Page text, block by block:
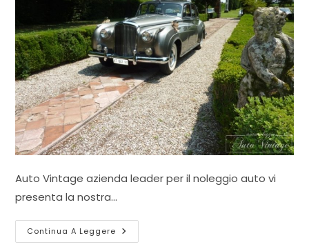
Auto Vintage azienda leader per il noleggio auto vi
presenta la nostra…
Continua A Leggere Villa
Chiminelli